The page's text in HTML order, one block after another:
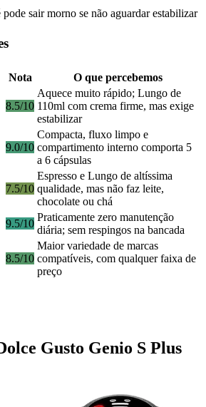
sair morno se não aguardar estabilizar
Nota
O que percebemos
8.5/10
Aquece muito rápido; Lungo de
110ml com crema firme, mas exige
estabilizar
9.0/10
Compacta, fluxo limpo e
compartimento interno comporta 5
a 6 cápsulas
7.5/10
Espresso e Lungo de altíssima
qualidade, mas não faz leite,
chocolate ou chá
9.5/10
Praticamente zero manutenção
diária; sem respingos na bancada
8.5/10
Maior variedade de marcas
compatíveis, com qualquer faixa de
preço
Gusto Genio S Plus